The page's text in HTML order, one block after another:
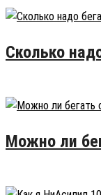
Сколько
Можно ли